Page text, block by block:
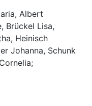
Albert
Brückel Lisa,
Heinisch
Johanna, Schunk